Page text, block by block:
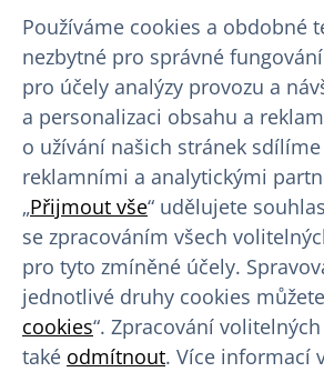
Kariéra
Výhody pro
Finanční náhrada
Věrnostní
Program slev a
Benefity pro
Rady a tipy
Používáme cookies a obdobné
nezbytné pro správné
pro účely analýzy provozu a
a personalizaci obsahu a
o užívání našich stránek
reklamními a analytickými
„Přijmout vše“ udělujete souhlas
se zpracováním všech
pro tyto zmíněné účely.
jednotlivé druhy cookies
cookies“. Zpracování
také odmítnout. Více informací